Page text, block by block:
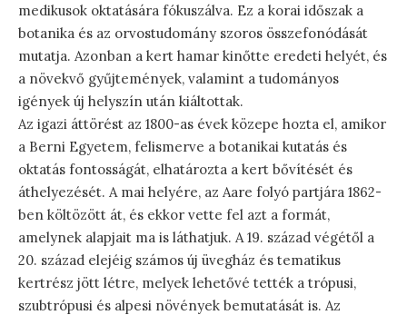
medikusok oktatására fókuszálva. Ez a korai időszak a
botanika és az orvostudomány szoros összefonódását
mutatja. Azonban a kert hamar kinőtte eredeti helyét, és
a növekvő gyűjtemények, valamint a tudományos
igények új helyszín után kiáltottak.
Az igazi áttörést az 1800-as évek közepe hozta el, amikor
a Berni Egyetem, felismerve a botanikai kutatás és
oktatás fontosságát, elhatározta a kert bővítését és
áthelyezését. A mai helyére, az Aare folyó partjára 1862-
ben költözött át, és ekkor vette fel azt a formát,
amelynek alapjait ma is láthatjuk. A 19. század végétől a
20. század elejéig számos új üvegház és tematikus
kertrész jött létre, melyek lehetővé tették a trópusi,
szubtrópusi és alpesi növények bemutatását is. Az